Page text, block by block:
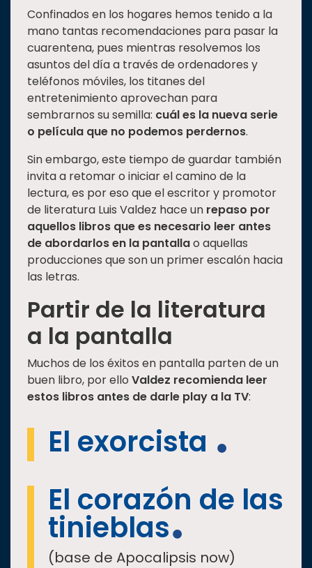
Oferta
Estudiantes
Rectoría
Investigación
Internacionalización
Responsabilidad
social
Vinculación
Historia
Universiada
Nacional
Confinados en los hogares hemos tenido a la
mano tantas recomendaciones para pasar la
cuarentena, pues mientras resolvemos los
asuntos del día a través de ordenadores y
teléfonos móviles, los titanes del
entretenimiento aprovechan para
sembrarnos su semilla: cuál es la nueva serie
o película que no podemos perdernos.
Sin embargo, este tiempo de guardar también
invita a retomar o iniciar el camino de la
lectura, es por eso que el escritor y promotor
de literatura Luis Valdez hace un repaso por
aquellos libros que es necesario leer antes
de abordarlos en la pantallao aquellas
producciones que son un primer escalón hacia
las letras.
Partir de la literatura
a la pantalla
Muchos de los éxitos en pantalla parten de un
buen libro, por ello Valdez recomienda leer
estos libros antes de darle play a la TV:
El exorcista
El corazón de las
tinieblas
(base de Apocalipsis now)